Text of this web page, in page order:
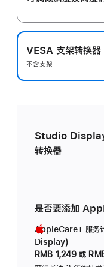
VESA 支架转换器
不含支架
Studio Display
转换器
是否要添加
AppleCare+ 服务
Display)
RMB 1,249 或